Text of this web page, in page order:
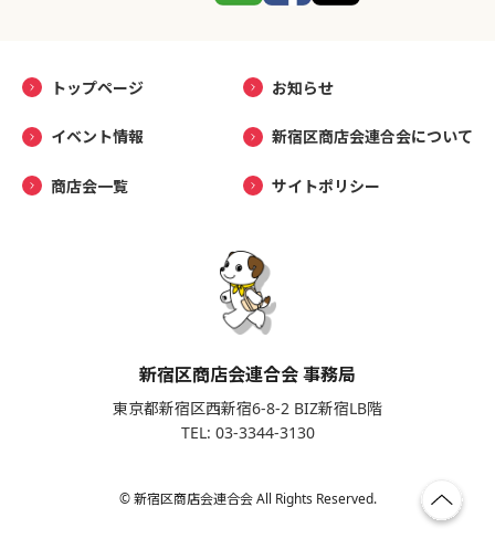
トップページ お知らせ
イベント情報 新宿区商店会連合会について
商店会一覧 サイトポリシー
新宿区商店会連合会 事務局
東京都新宿区西新宿6-8-2 BIZ新宿LB階
TEL: 03-3344-3130
© 新宿区商店会連合会 All Rights Reserved.